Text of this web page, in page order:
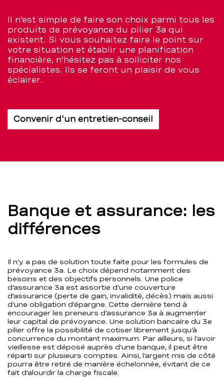
Il n’est simple de faire son choix parmi tous les
produits de prévoyance du pilier 3a qui
existent. Si vous souhaitez faire le point sur
votre situation et établir une planification
financière, n’hésitez pas à solliciter nos
spécialistes. Ils se feront un plaisir de vous
éclairer.
Convenir d'un entretien-conseil
Banque et assurance: les
différences
Il n’y a pas de solution toute faite pour les formules de
prévoyance 3a. Le choix dépend notamment des
besoins et des objectifs personnels. Une police
d’assurance 3a est assortie d’une couverture
d’assurance (perte de gain, invalidité, décès) mais aussi
d’une obligation d’épargne. Cette dernière tend à
encourager les preneurs d’assurance 3a à augmenter
leur capital de prévoyance. Une solution bancaire du 3e
pilier offre la possibilité de cotiser librement jusqu’à
concurrence du montant maximum. Par ailleurs, si l’avoir
vieillesse est déposé auprès d’une banque, il peut être
réparti sur plusieurs comptes. Ainsi, l’argent mis de côté
pourra être retiré de manière échelonnée, évitant de ce
fait d’alourdir la charge fiscale.